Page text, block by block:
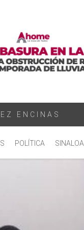
ENCINAS
POLÍTICA SINALOA